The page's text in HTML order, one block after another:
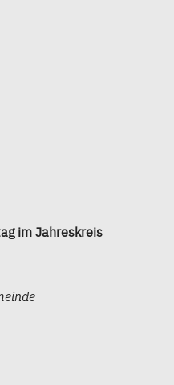
im Jahreskreis